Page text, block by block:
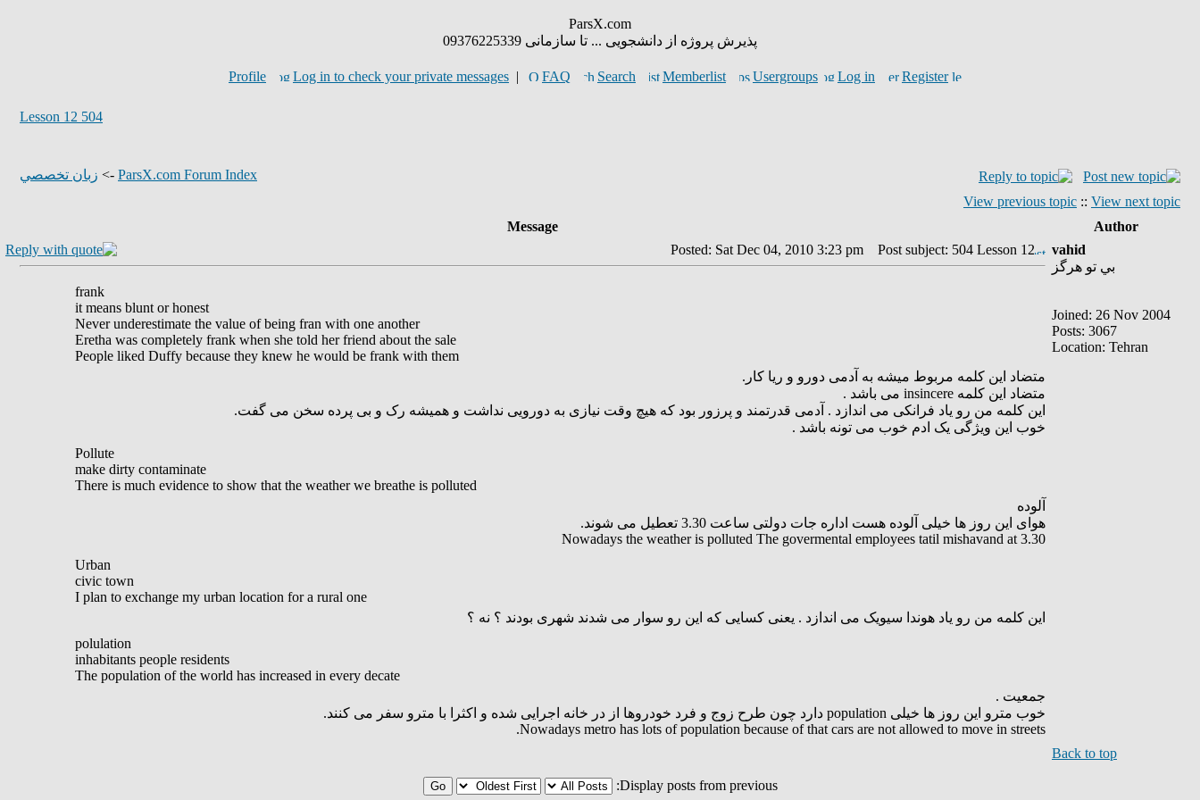
ParsX.com
پذیرش پروژه از دانشجویی ... تا سازمانی 09376225339
Profile Log in to check your private messages | FAQ Search Memberlist Usergroups Log in Register
504 Lesson 12
ParsX.com Forum Index
-> زبان تخصصي
View previous topic :: View next topic
Author
Message
vahid
بي تو هرگز
Joined: 26 Nov 2004
Posts: 3067
Location: Tehran
Posted: Sat Dec 04, 2010 3:23 pm Post subject: 504 Lesson 12
frank
it means blunt or honest
Never underestimate the value of being fran with one another
Eretha was completely frank when she told her friend about the sale
People liked Duffy because they knew he would be frank with them
متضاد این کلمه مربوط میشه به آدمی دورو و ریا کار.
متضاد این کلمه insincere می باشد .
این کلمه من رو یاد فرانکی می اندازد . آدمی قدرتمند و پرزور بود که هیچ وقت نیازی به دورویی نداشت و همیشه رک و بی پرده سخن می گفت.
خوب این ویژگی یک ادم خوب می تونه باشد .
Pollute
make dirty contaminate
There is much evidence to show that the weather we breathe is polluted
آلوده
هوای این روز ها خیلی آلوده هست اداره جات دولتی ساعت 3.30 تعطیل می شوند.
Nowadays the weather is polluted The govermental employees tatil mishavand at 3.30
Urban
civic town
I plan to exchange my urban location for a rural one
این کلمه من رو یاد هوندا سیویک می اندازد . یعنی کسایی که این رو سوار می شدند شهری بودند ؟ نه ؟
polulation
inhabitants people residents
The population of the world has increased in every decate
جمعیت .
خوب مترو این روز ها خیلی population دارد چون طرح زوج و فرد خودروها از در خانه اجرایی شده و اکثرا با مترو سفر می کنند.
Nowadays metro has lots of population because of that cars are not allowed to move in streets.
Back to top
Display posts from previous: